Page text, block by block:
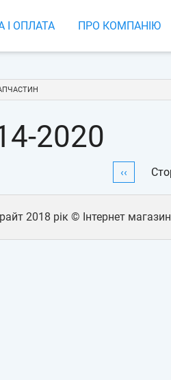
І ОПЛАТА ПРО КОМПАНІЮ
2020
‹‹
2018 рік © Інтернет